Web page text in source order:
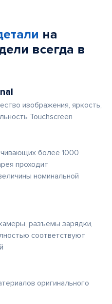
на
всегда в
изображения, яркость,
Touchscreen
более 1000
проходит
номинальной
разъемы зарядки,
соответствуют
оригинального